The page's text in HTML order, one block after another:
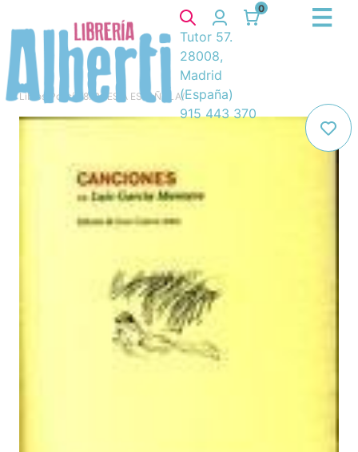
0
Tutor 57.
28008,
Madrid
(España)
915 443 370
Libros Poesía /8. POESIA ESPAÑOLA/